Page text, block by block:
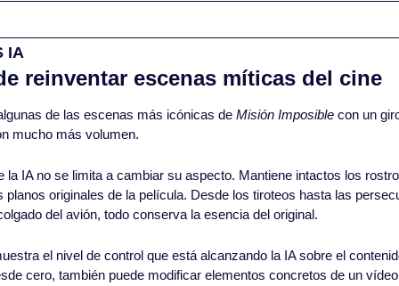
IA
reinventar escenas míticas del cine
de las escenas más icónicas de Misión Imposible con un
mucho más volumen.
la IA no se limita a cambiar su aspecto. Mantiene intactos los
originales de la película. Desde los tiroteos hasta las
del avión, todo conserva la esencia del original.
el nivel de control que está alcanzando la IA sobre el
cero, también puede modificar elementos concretos de un